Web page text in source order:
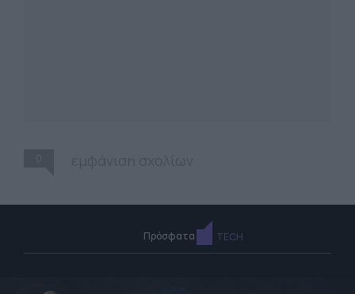
Πρόσφατα TECH